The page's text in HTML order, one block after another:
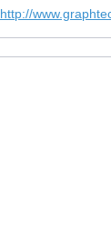
http://